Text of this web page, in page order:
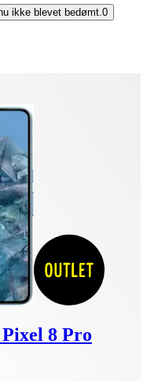
ikke blevet bedømt. 0
8 Pro